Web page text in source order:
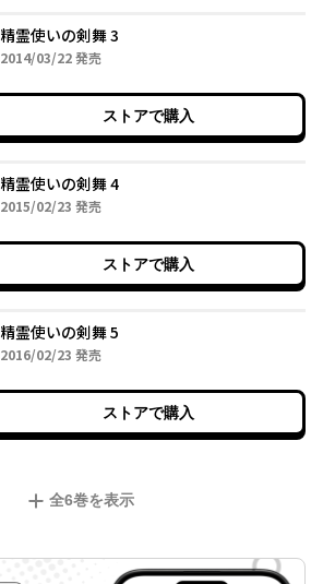
精霊使いの剣舞 3
2014/03/222014年03月22日
発売
ストアで購入
精霊使いの剣舞 4
2015/02/23 2015年02月23日
発売
ストアで購入
精霊使いの剣舞 5
2016/02/23 2016年02月23日
発売
ストアで購入
全6巻を表示